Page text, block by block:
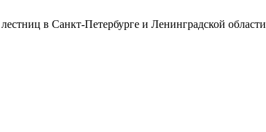
в Санкт-Петербурге и Ленинградской области